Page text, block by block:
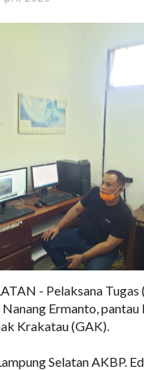
- Pelaksana
Ermanto, pantau
Krakatau (GAK).
Selatan AKBP.